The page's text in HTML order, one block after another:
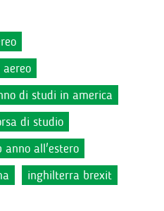
di studi in america
di studio
anno all'estero
inghilterra brexit